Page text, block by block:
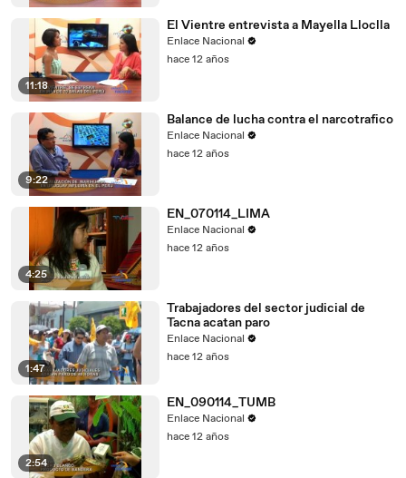
11:18
El Vientre entrevista a Mayella Lloclla
Enlace Nacional
hace 12 años
9:22
Balance de lucha contra el narcotrafico
Enlace Nacional
hace 12 años
4:25
EN_070114_LIMA
Enlace Nacional
hace 12 años
1:47
Trabajadores del sector judicial de
Tacna acatan paro
Enlace Nacional
hace 12 años
2:54
EN_090114_TUMB
Enlace Nacional
hace 12 años